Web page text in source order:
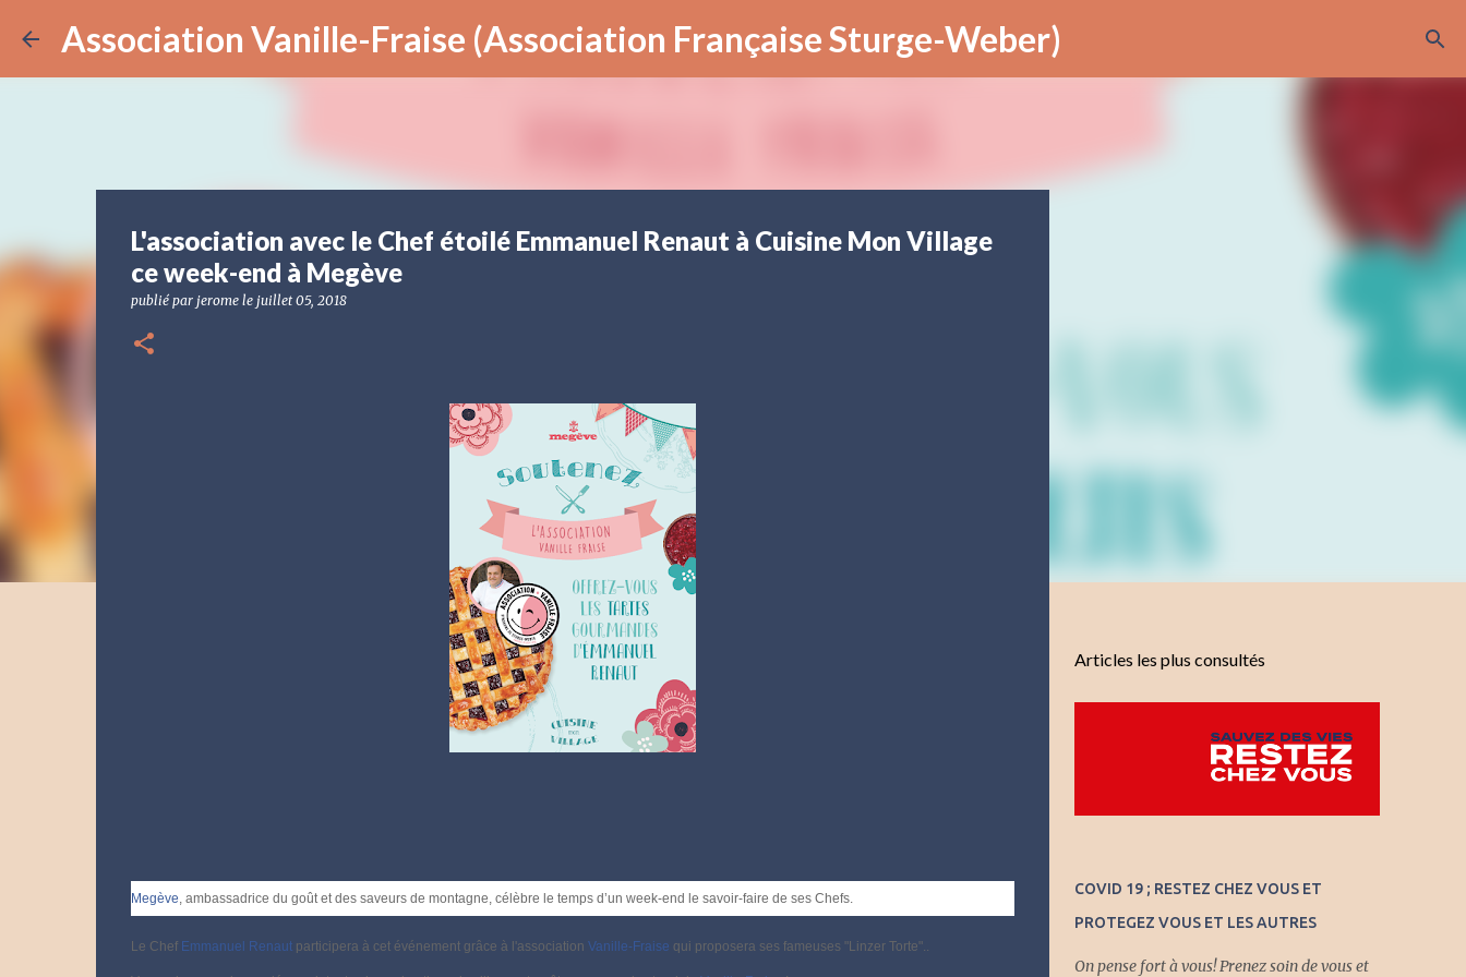
Accéder au contenu principal
Association Vanille-Fraise (Association Française Sturge-Weber)
L'association avec le Chef étoilé Emmanuel Renaut à Cuisine Mon Village
ce week-end à Megève
publié par jerome le juillet 05, 2018
Megève, ambassadrice du goût et des saveurs de montagne, célèbre le temps d’un week-end le savoir-faire de sesChefs.
Le Chef Emmanuel Renautparticipera à cet événement grâce à l'association Vanille-Fraise qui proposera ses fameuses "Linzer Torte"..
Articles les plus consultés
COVID 19 ; RESTEZ CHEZ VOUS ET
PROTEGEZ VOUS ET LES AUTRES
On pense fort à vous! Prenez soin de vous et